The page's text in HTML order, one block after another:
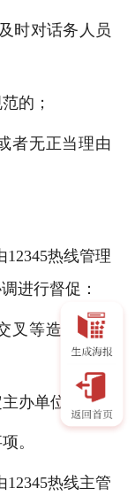
时对话务人员
的；
者无正当理由
热线管理
进行督促：
叉等造成工单
主办单位的；
。
热线主管